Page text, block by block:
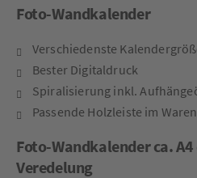
Foto-Wandkalender
Verschiedenste
Bester Digitaldruck
Spiralisierung inkl.
Passende Holzleiste im
Foto-Wandkalender ca.
Veredelung